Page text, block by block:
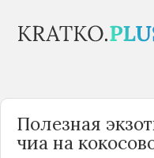
Полезная
чиа на